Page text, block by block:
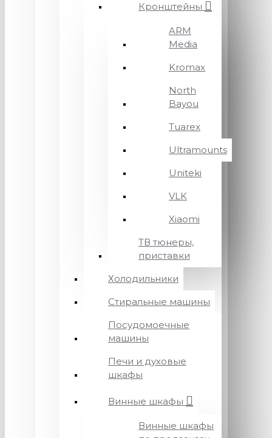
Кронштейны
ARM
Media
Kromax
North
Bayou
Tuarex
Ultramounts
Uniteki
VLK
Xiaomi
ТВ тюнеры,
приставки
Холодильники
Стиральные машины
Посудомоечные
машины
Печи и духовые
шкафы
Винные шкафы
Винные шкафы